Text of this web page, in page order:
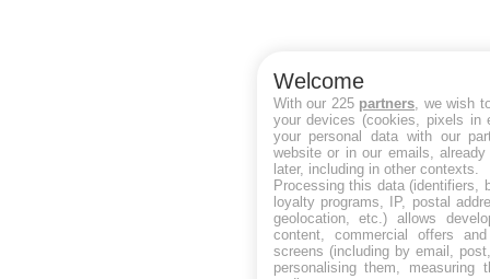
Welcome
With our 225 partners , we wish
your devices (cookies, pixels in
your personal data with our
website or in our emails,
later, including in other contexts.
Processing this data (identifiers,
loyalty programs, IP, postal
geolocation, etc.) allows
content, commercial offers
screens (including by email,
personalising them, measuring